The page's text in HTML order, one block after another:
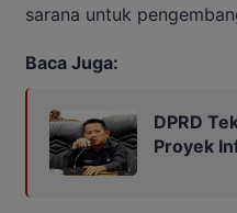
sarana untuk
Baca Juga:
DPRD
Proyek